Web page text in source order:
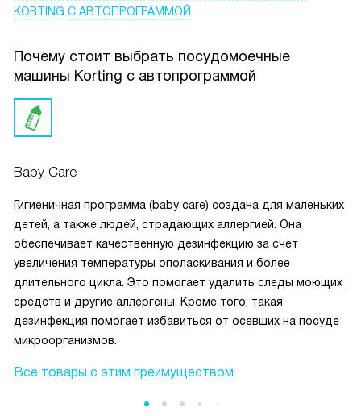
KORTING С АВТОПРОГРАММОЙ
Почему стоит выбрать посудомоечные
машины Korting с автопрограммой
Baby Care
Гигиеничная программа (baby care) создана для маленьких
детей, а также людей, страдающих аллергией. Она
обеспечивает качественную дезинфекцию за счёт
увеличения температуры ополаскивания и более
длительного цикла. Это помогает удалить следы моющих
средств и другие аллергены. Кроме того, такая
дезинфекция помогает избавиться от осевших на посуде
микроорганизмов.
Все товары с этим преимуществом